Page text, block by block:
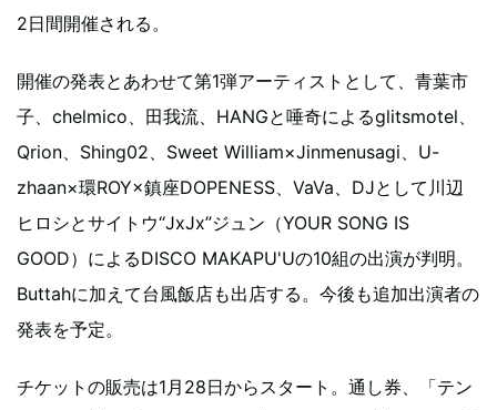
2日間開催される。
開催の発表とあわせて第1弾アーティストとして、青葉市
子、chelmico、田我流、HANGと唾奇によるglitsmotel、
Qrion、Shing02、Sweet William×Jinmenusagi、U-
zhaan×環ROY×鎮座DOPENESS、VaVa、DJとして川辺
ヒロシとサイトウ“JxJx”ジュン（YOUR SONG IS
GOOD）によるDISCO MAKAPU'Uの10組の出演が判明。
Buttahに加えて台風飯店も出店する。今後も追加出演者の
発表を予定。
チケットの販売は1月28日からスタート。通し券、「テン